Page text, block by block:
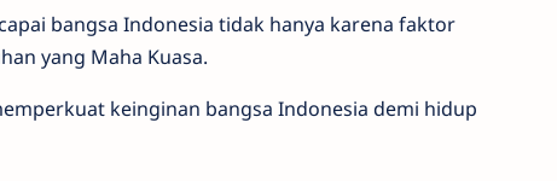
bangsa Indonesia tidak hanya karena faktor
yang Maha Kuasa.
keinginan bangsa Indonesia demi hidup